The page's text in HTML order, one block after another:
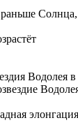
Солнца,
Водолея в